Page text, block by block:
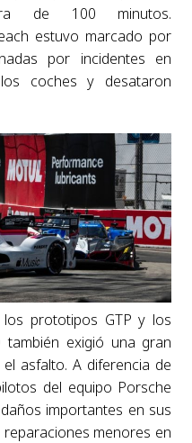
de 100 minutos.
estuvo marcado por
por incidentes en
coches y desataron
prototipos GTP y los
exigió una gran
asfalto. A diferencia de
del equipo Porsche
importantes en sus
menores en